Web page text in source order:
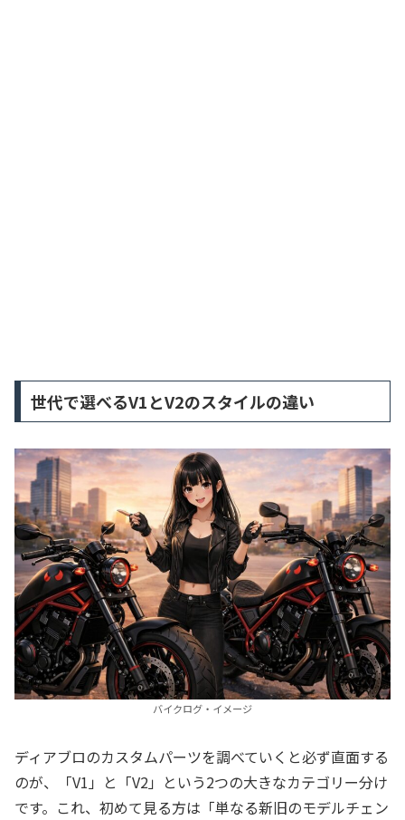
世代で選べるV1とV2のスタイルの違い
バイクログ・イメージ
ディアブロのカスタムパーツを調べていくと必ず直面する
のが、「V1」と「V2」という2つの大きなカテゴリー分け
です。これ、初めて見る方は「単なる新旧のモデルチェン